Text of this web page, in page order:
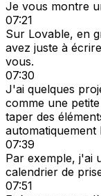
Je vous montre
07:21
Sur Lovable, en
avez juste à
vous.
07:30
J'ai quelques
comme une
taper des
07:39
Par exemple, j'ai
calendrier de
07:51